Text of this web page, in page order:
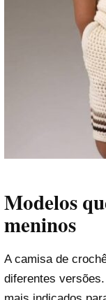
Modelos
meninos
A camisa de
diferentes